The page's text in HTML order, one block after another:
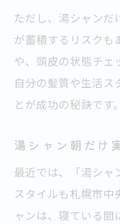
ただし、湯シャンだ
が蓄積するリスクも
や、頭皮の状態チェ
自分の髪質や生活ス
とが成功の秘訣です。
湯シャン朝だけ
最近では、「湯シャ
スタイルも札幌市中
ャンは、寝ている間